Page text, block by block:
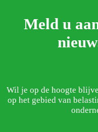
Meld u
Wil je op de hoogte
op het gebied van